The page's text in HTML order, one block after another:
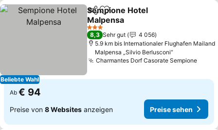
Beliebte Wahl
TeilenZu Favoriten hinzufügen
Sempione Hotel
Malpensa
Preise sehen
3 Sterne
8,3 Sehr gut
4 056
5.9 km bis Internationaler Flughafen Mailand
Malpensa „Silvio Berlusconi“
Charmantes Dorf Casorate Sempione
Ab € 94
Preise von 8 Websites anzeigen Preise sehen